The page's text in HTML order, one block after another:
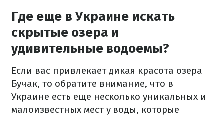
Где еще в Украине искать
скрытые озера и
удивительные водоемы?
Если вас привлекает дикая красота озера
Бучак, то обратите внимание, что в
Украине есть еще несколько уникальных и
малоизвестных мест у воды, которые